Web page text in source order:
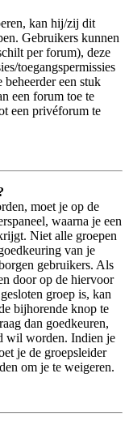
kan hij/zij dit
Gebruikers kunnen
per forum), deze
toegangspermissies
een stuk
een forum toe te
een privéforum te
moet je op de
waarna je een
Niet alle groepen
van je
gebruikers. Als
door op de hiervoor
groep is, kan
bijhorende knop te
dan goedkeuren,
wil worden. Indien je
je de groepsleider
om je te weigeren.